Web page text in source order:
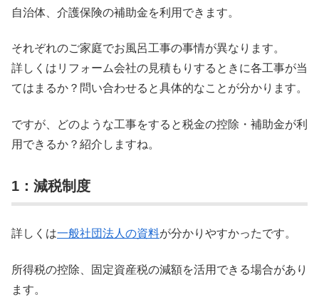
自治体、介護保険の補助金を利用できます。
それぞれのご家庭でお風呂工事の事情が異なります。
詳しくはリフォーム会社の見積もりするときに各工事が当
てはまるか？問い合わせると具体的なことが分かります。
ですが、どのような工事をすると税金の控除・補助金が利
用できるか？紹介しますね。
1：減税制度
詳しくは一般社団法人の資料が分かりやすかったです。
所得税の控除、固定資産税の減額を活用できる場合があり
ます。